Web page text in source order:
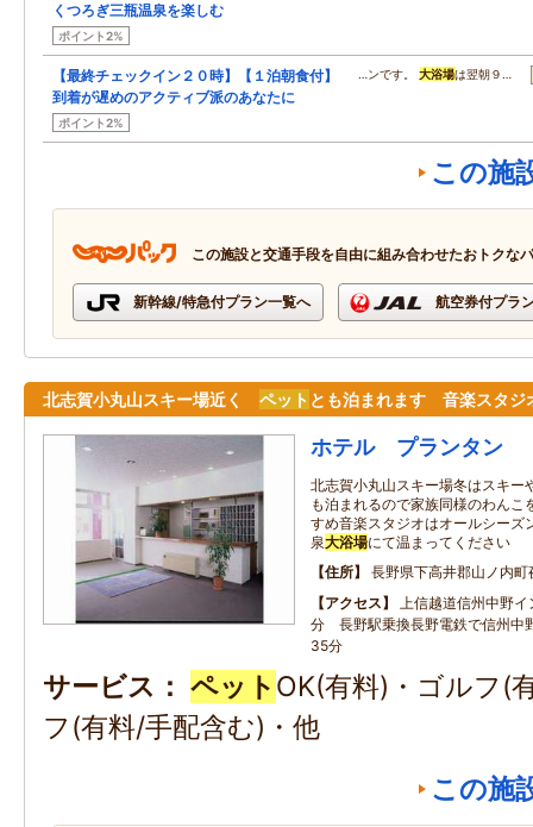
くつろぎ三瓶温泉を楽しむ
ポイント2%
【最終チェックイン２０時】【１泊朝食付】
到着が遅めのアクティブ派のあなたに
ポイント2%
…ンです。大浴場は翌朝９…
この施
この施設と交通手段を自由に組み合わせたおトクな
新幹線/特急付プラン一覧へ 航空券付プラ
北志賀小丸山スキー場近く ペット とも泊まれます 音楽スタジ
ホテル プランタン
北志賀小丸山スキー場冬はスキー
も泊まれるので家族同様のわんこ
すめ音楽スタジオはオールシーズ
泉大浴場にて温まってください
住所
長野県下高井郡山ノ内
アクセス
上信越道信州中野
分 長野駅乗換長野電鉄で信州中
35分
サービス ペット OK(有料)・ゴルフ(
フ(有料/手配含む)・他
この施